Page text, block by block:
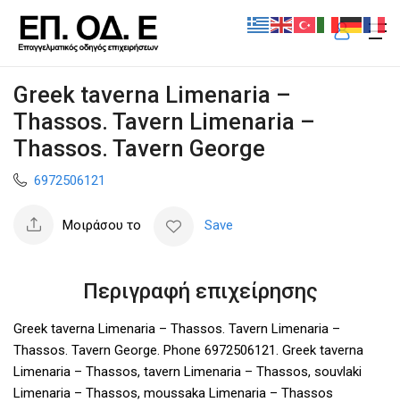
Greek taverna Limenaria –
Thassos. Tavern Limenaria –
Thassos. Tavern George
6972506121
Μοιράσου το Save
Περιγραφή επιχείρησης
Greek taverna Limenaria – Thassos. Tavern Limenaria –
Thassos. Tavern George. Phone 6972506121. Greek taverna
Limenaria – Thassos, tavern Limenaria – Thassos, souvlaki
Limenaria – Thassos, moussaka Limenaria – Thassos